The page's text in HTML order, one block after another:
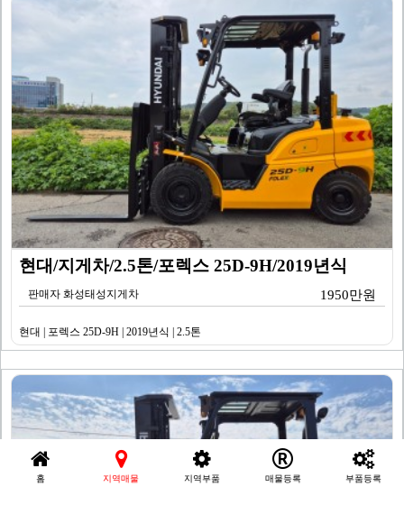
현대/지게차/2.5톤/포렉스 25D-9H/2019년식
판매자 화성태성지게차 1950만원
현대 | 포렉스 25D-9H | 2019년식 | 2.5톤
홈 지역매물 지역부품 매물등록 부품등록